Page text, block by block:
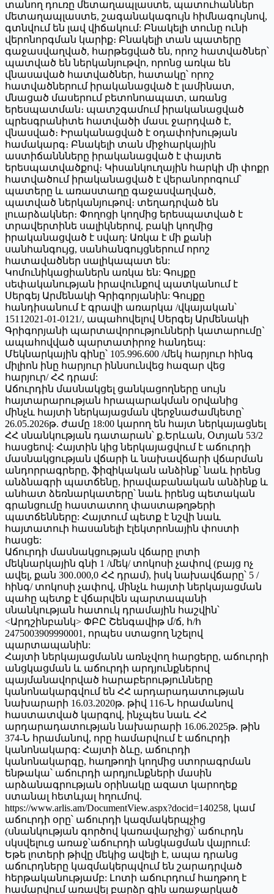
տանող դուռը մետաղապլաստե, պատուհաններ
մետաղապլաստե, շագանակագույն հիմնագույնով,
գտնվում են լավ վիճակում: Բնակելի տունը ունի
վերոնորգման կարիք։ Բնակելի տան պատերը
գաջասվաղված, հարթեցված են, որոշ հատվածներ՝
պատված են ներկանյութվո, որոնց առկա են
վնասաված հատվածներ, հատակը՝ որոշ
հատվածներում իրականացված է լամինատ,
մնացած մասերում բետոնոապատ, առանց
երեսպատման։ պատշգամում իրականացված
պրեսգրանիտե հատվածի մասւ ջարդված է,
վնասված։ Իրականացված է օդափոխության
համակարգ։ Բնակելի տան միջհարկային
աստիճաննները իրականացված է փայտե
երեսպատվածքով։ Կիսանկուղային հարկի մի փոքր
հատվածում իրականացված է վերանորոգում՝
պատերը և առաստաղը գաջասվաղված,
պատված ներկանյութով։ տեղադրված են
լուարձակներ։ Փողոցի կողմից երեսպատված է
տրավերտինե սալիկներով, բակի կողմից
իրականացված է սվաղ: Առկա է մի քանի
սանհանգույց, սանհանգույցներում որոշ
հատավածներ սալիկապատ են:
Կոմունիկացիաներն առկա են: Գույքը
սեփականության իրավունքով պատկանում է
Սերգեյ Արմենակի Գրիգորյանին: Գույքը
հանդիսանում է գրավի առարկա /վկայական՝
15112021-01-0121/, ապահովելով Սերգեյ Արմենակի
Գրիգորյանի պարտավորությունների կատարումը`
ապահովված պարտատիրոջ հանդեպ:
Մեկնարկային գինը՝ 105.996.600 /մեկ հարյուր հինգ
միլիոն ինը հարյուր իննսունվեց հազար վեց
հարյուր/ ՀՀ դրամ:
Աճուրդին մասնակցել ցանկացողները սույն
հայտարարության հրապարակման օրվանից
մինչև հայտի ներկայացման վերջնաժամկետը՝
26.05.2026թ. ժամը 18:00 կարող են հայտ ներկայացնել
ՀՀ սնանկության դատարան՝ ք.Երևան, Օտյան 53/2
հասցեով: Հայտին կից ներկայացվում է աճուրդի
մասնակցության վճարի և նախավճարի վճարման
անդորրագրերը, ֆիզիկական անձինք՝ նաև իրենց
անձնագրի պատճենը, իրավաբանական անձինք և
անհատ ձեռնարկատերը՝ նաև իրենց պետական
գրանցումը հաստատող փաստաթղթերի
պատճենները: Հայտում պետք է նշվի նաև
հայտատուի հասանելի էլեկտրոնային փոստի
հասցե:
Աճուրդի մասնակցության վճարը լոտի
մեկնարկային գնի 1 /մեկ/ տոկոսի չափով (բայց ոչ
ավել, քան 300․000,0 ՀՀ դրամ), իսկ նախավճարը՝ 5 /
հինգ/ տոկոսի չափով, մինչև հայտի ներկայացման
պահը պետք է վճարվեն պարտապանի
սնանկության հատուկ դրամային հաշվին՝
<Արդշինբանկ> ՓԲԸ Շենգավիթ մ/ճ, հ/հ
2475003909990001, որպես ստացող նշելով
պարտապանին:
Հայտի ներկայացմանն առնչվող հարցերը, աճուրդի
անցկացման և աճուրդի արդյունքներով
պայմանավորված հարաբերությունները
կանոնակարգվում են ՀՀ արդարադատության
նախարարի 16.03.2020թ. թիվ 116-Ն հրամանով
հաստատված կարգով, ինչպես նաև ՀՀ
արդարադատության նախարարի 16.06.2025թ. թին
374-Ն հրամանով, որը համարվում է աճուրդի
կանոնակարգ: Հայտի ձևը, աճուրդի
կանոնակարգը, հաղթողի կողմից ստորագրման
ենթակա՝ աճուրդի արդյունքների մասին
արձանագրության օրինակը ազատ կարողեք
ստանալ հետևյալ հղումով.
https://www.arlis.am/DocumentView.aspx?docid=140258, կամ
աճուրդի օրը՝ աճուրդի կազմակերպչից
(սնանկության գործով կառավարչից)՝ աճուրդն
սկսվելուց առաջ՝աճուրդի անցկացման վայրում:
Եթե լոտերի թիվը մեկից ավելի է, ապա դրանց
աճուրդները կազմակերպվում են շարադրված
հերթականությամբ: Լոտի աճուրդում հաղթող է
համարվում առավել բարձր գին առաջարկած